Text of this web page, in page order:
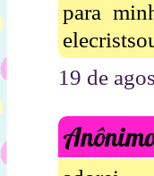
para
19 de